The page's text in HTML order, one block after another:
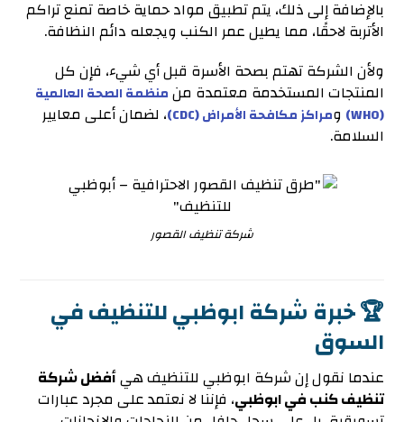
بالإضافة إلى ذلك، يتم تطبيق مواد حماية خاصة تمنع تراكم
الأتربة لاحقًا، مما يطيل عمر الكنب ويجعله دائم النظافة.
ولأن الشركة تهتم بصحة الأسرة قبل أي شيء، فإن كل
المنتجات المستخدمة معتمدة منمنظمة الصحة العالمية
(WHO)
ومراكز مكافحة الأمراض (CDC)
، لضمان أعلى معايير
السلامة.
شركة تنظيف القصور
🏆 خبرة شركة ابوظبي للتنظيف في
السوق
عندما نقول إن شركة ابوظبي للتنظيف هيأفضل شركة
تنظيف كنب في ابوظبي، فإننا لا نعتمد على مجرد عبارات